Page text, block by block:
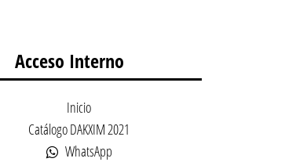
Acceso Interno
Inicio
Catálogo DAKXIM 2021
WhatsApp